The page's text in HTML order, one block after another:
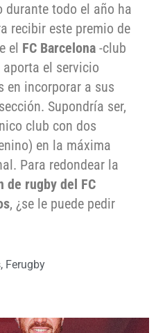
durante todo el año ha
recibir este premio de
el FC Barcelona -club
aporta el servicio
en incorporar a sus
Supondría ser,
club con dos
en la máxima
Para redondear la
de rugby del FC
, ¿se le puede pedir
, Ferugby